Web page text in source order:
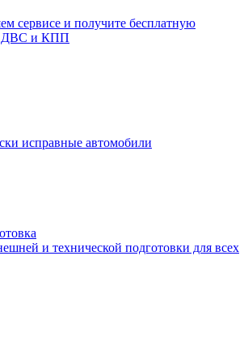
сервисе и получите бесплатную
ДВС и КПП
исправные автомобили
и технической подготовки для всех